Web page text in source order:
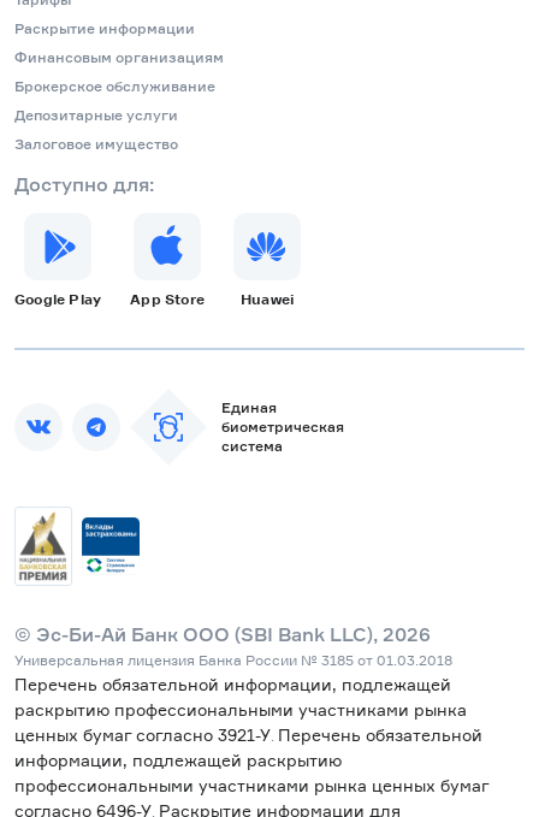
Раскрытие информации
Финансовым организациям
Брокерское обслуживание
Депозитарные услуги
Залоговое имущество
Доступно для:
Google Play App Store Huawei
© Эс-Би-Ай Банк ООО (SBI Bank LLC), 2026
Универсальная лицензия Банка России № 3185 от 01.03.2018
Единая
биометрическая
система
Перечень обязательной информации, подлежащей
раскрытию профессиональными участниками рынка
ценных бумаг согласно 3921-У. Перечень обязательной
информации, подлежащей раскрытию
профессиональными участниками рынка ценных бумаг
согласно 6496-У. Раскрытие информации для